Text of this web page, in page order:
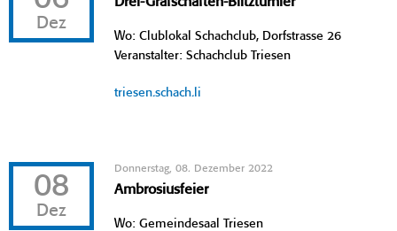
Dez
Wo: Clublokal Schachclub, Dorfstrasse 26
Veranstalter: Schachclub Triesen
triesen.schach.li
08
Dez
Donnerstag, 08. Dezember 2022
Ambrosiusfeier
Wo: Gemeindesaal Triesen